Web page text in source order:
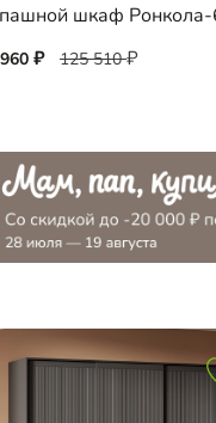
125 510